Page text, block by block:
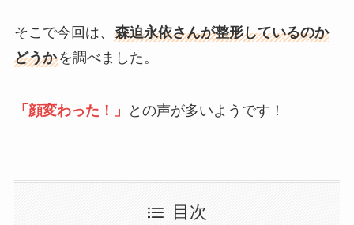
そこで今回は、 森迫永依さんが整形しているのか
どうかを調べました。
「顔変わった！」 との声が多いようです！
目次